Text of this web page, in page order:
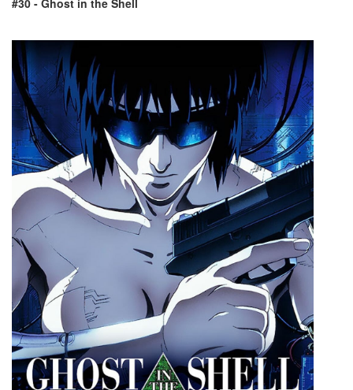
#30 - Ghost in the Shell